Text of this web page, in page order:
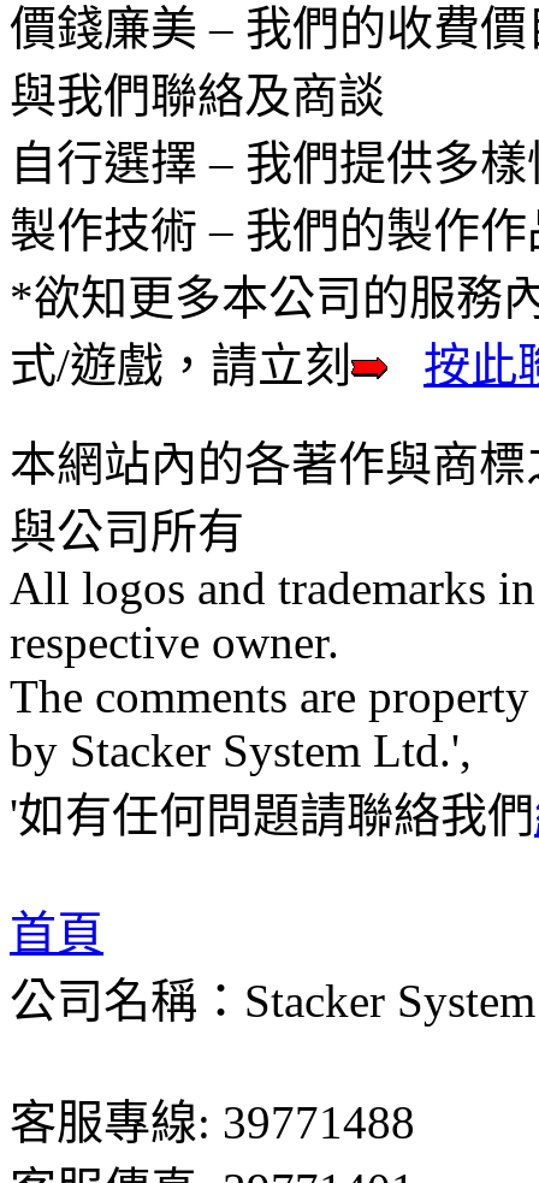
價錢廉美 – 我們的收費
與我們聯絡及商談
自行選擇 – 我們提供多
製作技術 – 我們的製作
*欲知更多本公司的服務
式/遊戲，請立刻
按此
本網站內的各著作與商
與公司所有
All logos and trademarks
respective owner.
The comments are
by Stacker System Ltd.',
'如有任何問題請聯絡我們
首頁
公司名稱：Stacker
客服專線: 39771488